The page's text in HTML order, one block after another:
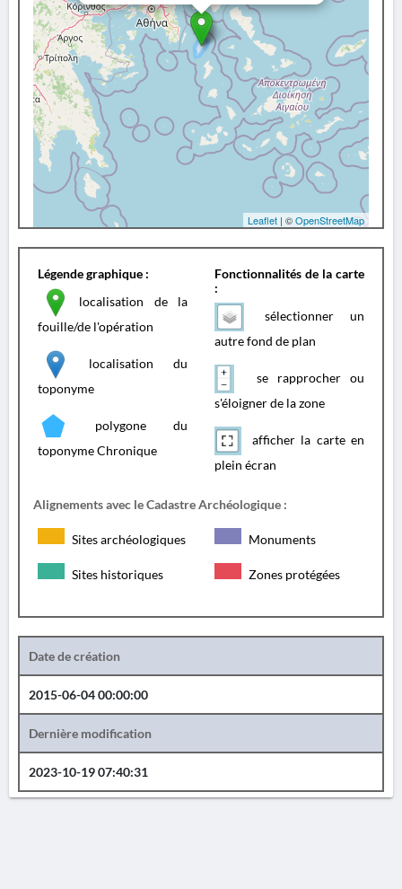
Leaflet | ©OpenStreetMap
Légende graphique :
localisation de la
fouille/de l'opération
localisation du
toponyme
polygone du
toponyme Chronique
Fonctionnalités de la carte
:
sélectionner un
autre fond de plan
se rapprocher ou
s'éloigner de la zone
afficher la carte en
plein écran
Alignements avec le Cadastre Archéologique :
Sites archéologiques Monuments
Sites historiques Zones protégées
Date de création
2015-06-04 00:00:00
Dernière modification
2023-10-19 07:40:31